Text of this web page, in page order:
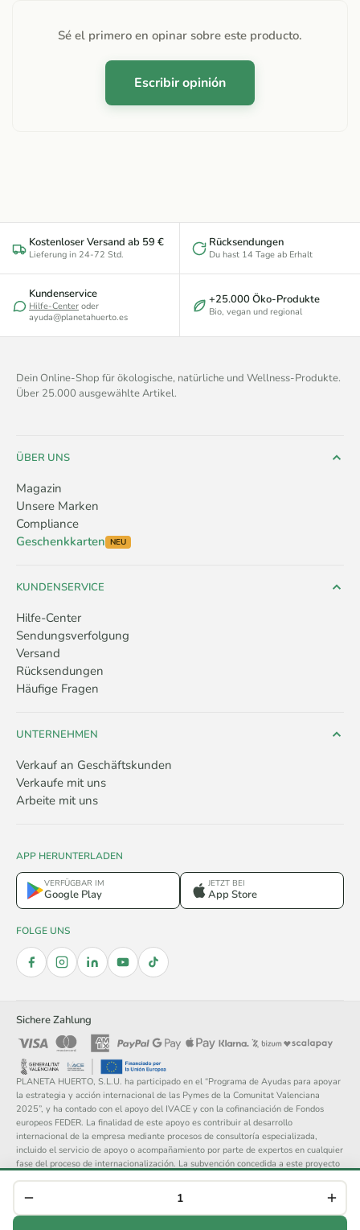
Sé el primero en opinar sobre este producto.
Escribir opinión
Kostenloser Versand ab 59 €
Lieferung in 24-72 Std.
Rücksendungen
Du hast 14 Tage ab Erhalt
Kundenservice
Hilfe-Center oder
ayuda@planetahuerto.es
+25.000 Öko-Produkte
Bio, vegan und regional
Dein Online-Shop für ökologische, natürliche und Wellness-Produkte.
Über 25.000 ausgewählte Artikel.
ÜBER UNS
Magazin
Unsere Marken
Compliance
Geschenkkarten NEU
KUNDENSERVICE
Hilfe-Center
Sendungsverfolgung
Versand
Rücksendungen
Häufige Fragen
UNTERNEHMEN
Verkauf an Geschäftskunden
Verkaufe mit uns
Arbeite mit uns
APP HERUNTERLADEN
VERFÜGBAR IM
Google Play
JETZT BEI
App Store
FOLGE UNS
Sichere Zahlung
PLANETA HUERTO, S.L.U. ha participado en el “Programa de Ayudas para apoyar
la estrategia y acción internacional de las Pymes de la Comunitat Valenciana
2025”, y ha contado con el apoyo del IVACE y con la cofinanciación de Fondos
europeos FEDER. La finalidad de este apoyo es contribuir al desarrollo
internacional de la empresa mediante procesos de consultoría especializada,
incluido el servicio de apoyo o acompañamiento por parte de expertos en cualquier
fase del proceso de internacionalización. La subvención concedida a este proyecto
asciende a 14.148 €.
© 2026 Planeta Huerto, S.L. — Alle Rechte vorbehalten.